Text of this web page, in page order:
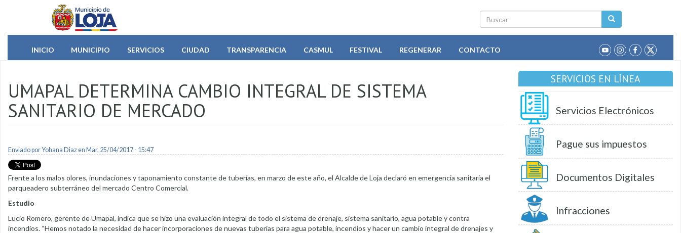
Pasar al contenido principal
Buscar
INICIO
MUNICIPIO SERVICIOS CIUDAD TRANSPARENCIA CASMUL FESTIVAL REGENERAR CONTACTO
UMAPAL DETERMINA CAMBIO INTEGRAL DE SISTEMA
SANITARIO DE MERCADO
Enviado porYohana Diazen Mar, 25/04/2017 - 15:47
Frente a los malos olores, inundaciones y taponamiento constante de tuberías, en marzo de este año, el Alcalde de Loja declaró en emergencia sanitaria el
parqueadero subterráneo del mercado Centro Comercial.
Estudio
Lucio Romero, gerente de Umapal, indica que se hizo una evaluación integral de todo el sistema de drenaje, sistema sanitario, agua potable y contra
incendios. “Hemos notado la necesidad de hacer incorporaciones de nuevas tuberías para agua potable, incendios y hacer un cambio integral de drenajes y
SERVICIOS EN LÍNEA
Servicios Electrónicos
Pague sus impuestos
Documentos Digitales
Infracciones